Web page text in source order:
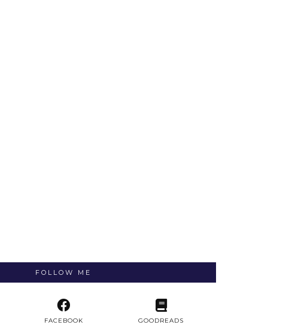
FOLLOW ME
FACEBOOK GOODREADS